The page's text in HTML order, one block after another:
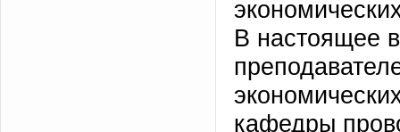
В настоящее
кафедры